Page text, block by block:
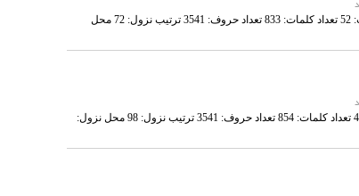
نام سوره: ابراهیم تعداد آیات: 52 تعداد کلمات: 833 تعداد حروف: 3541 ترتیب نزول: 72 محل
نام سوره: رعد تعداد آیات: 43 تعداد کلمات: 854 تعداد حروف: 3541 ترتیب نزول: 98 محل نزول: